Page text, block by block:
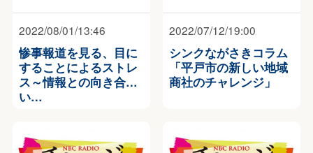
2022/08/01/13:46
惨事報道を見る、目に
することによるストレ
ス～情報との向き合
い…
2022/07/12/19:00
シンクながさきコラム
「平戸市の新しい地域
商社のチャレンジ」